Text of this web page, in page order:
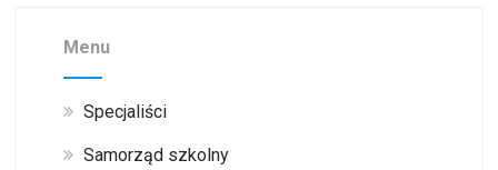
Menu
Specjaliści
Samorząd szkolny